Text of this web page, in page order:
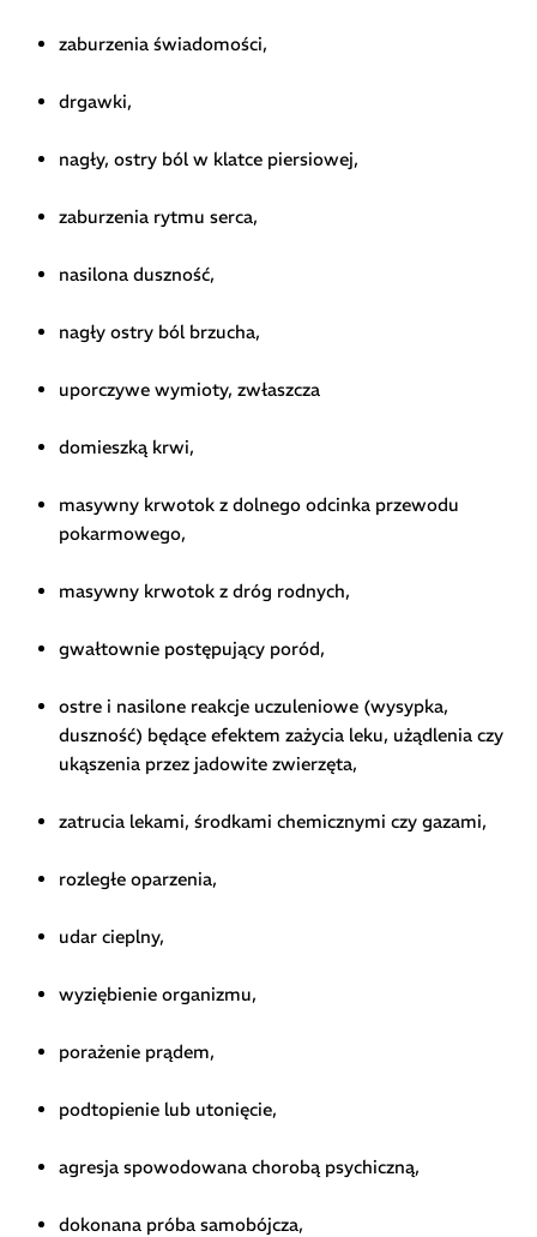
zaburzenia świadomości,
drgawki,
nagły, ostry ból w klatce piersiowej,
zaburzenia rytmu serca,
nasilona duszność,
nagły ostry ból brzucha,
uporczywe wymioty, zwłaszcza
domieszką krwi,
masywny krwotok z dolnego odcinka przewodu
pokarmowego,
masywny krwotok z dróg rodnych,
gwałtownie postępujący poród,
ostre i nasilone reakcje uczuleniowe (wysypka,
duszność) będące efektem zażycia leku, użądlenia czy
ukąszenia przez jadowite zwierzęta,
zatrucia lekami, środkami chemicznymi czy gazami,
rozległe oparzenia,
udar cieplny,
wyziębienie organizmu,
porażenie prądem,
podtopienie lub utonięcie,
agresja spowodowana chorobą psychiczną,
dokonana próba samobójcza,